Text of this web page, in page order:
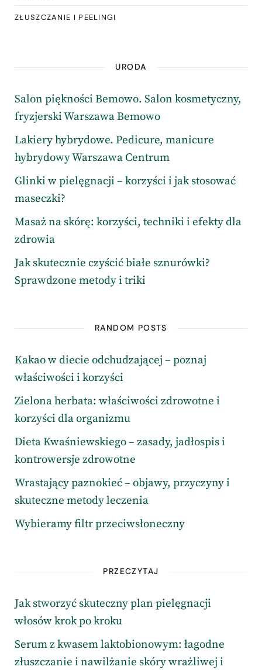
ZŁUSZCZANIE I PEELINGI
URODA
Salon piękności Bemowo. Salon kosmetyczny,
fryzjerski Warszawa Bemowo
Lakiery hybrydowe. Pedicure, manicure
hybrydowy Warszawa Centrum
Glinki w pielęgnacji – korzyści i jak stosować
maseczki?
Masaż na skórę: korzyści, techniki i efekty dla
zdrowia
Jak skutecznie czyścić białe sznurówki?
Sprawdzone metody i triki
RANDOM POSTS
Kakao w diecie odchudzającej – poznaj
właściwości i korzyści
Zielona herbata: właściwości zdrowotne i
korzyści dla organizmu
Dieta Kwaśniewskiego – zasady, jadłospis i
kontrowersje zdrowotne
Wrastający paznokieć – objawy, przyczyny i
skuteczne metody leczenia
Wybieramy filtr przeciwsłoneczny
PRZECZYTAJ
Jak stworzyć skuteczny plan pielęgnacji
włosów krok po kroku
Serum z kwasem laktobionowym: łagodne
złuszczanie i nawilżanie skóry wrażliwej i